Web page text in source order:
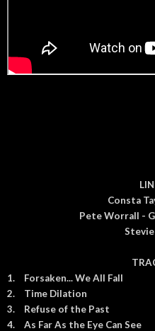
Consta
Pete Worrall -
1.
Forsaken... We All Fall
2.
Time Dilation
3.
Refuse of the Past
4.
As Far As the Eye Can See